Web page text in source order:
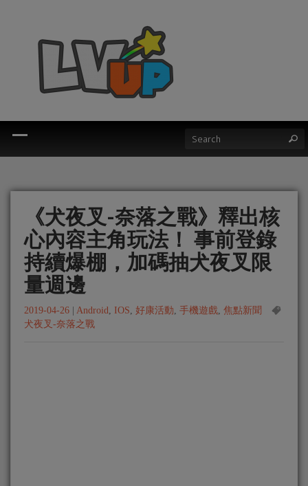
《犬夜叉-奈落之戰》釋出核
心內容主角玩法！ 事前登錄
持續爆棚，加碼抽犬夜叉限
量週邊
2019-04-26 Android, IOS, 好康活動, 手機遊戲, 焦點新聞
犬夜叉-奈落之戰